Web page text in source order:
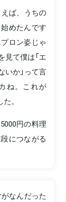
ば、うちの
めたんです
ロン姿じゃ
て僕は「エ
いか」って言
ね。これが
。
円の料理
につながる
なんだった